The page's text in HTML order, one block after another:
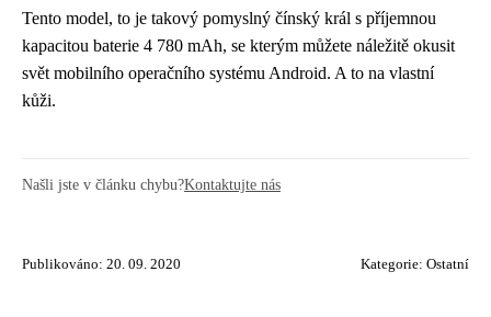
Tento model, to je takový pomyslný čínský král s příjemnou
kapacitou baterie 4 780 mAh, se kterým můžete náležitě okusit
svět mobilního operačního systému Android. A to na vlastní
kůži.
Našli jste v článku chybu?Kontaktujte nás
Publikováno: 20. 09. 2020 Kategorie: Ostatní